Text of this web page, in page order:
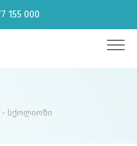
155 000
- სქოლიოზი